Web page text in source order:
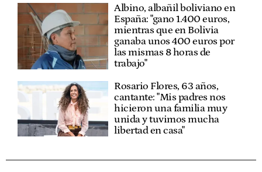
Albino, albañil boliviano en
España: "gano 1.400 euros,
mientras que en Bolivia
ganaba unos 400 euros por
las mismas 8 horas de
trabajo"
Rosario Flores, 63 años,
cantante: "Mis padres nos
hicieron una familia muy
unida y tuvimos mucha
libertad en casa"